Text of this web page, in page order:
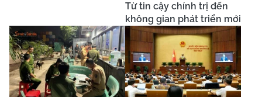
Từ tin cậy chính trị đến
không gian phát triển mới